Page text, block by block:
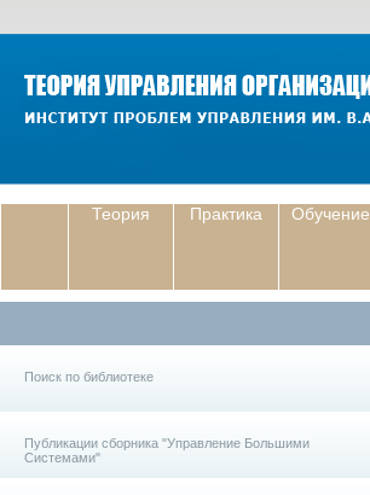
Теория Практика Обучение
Поиск по библиотеке
Публикации сборника "Управление Большими
Системами"